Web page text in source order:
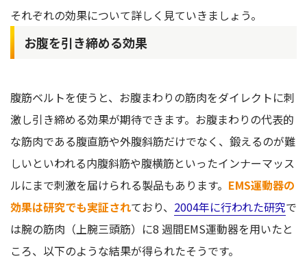
それぞれの効果について詳しく見ていきましょう。
お腹を引き締める効果
腹筋ベルトを使うと、お腹まわりの筋肉をダイレクトに刺
激し引き締める効果が期待できます。お腹まわりの代表的
な筋肉である腹直筋や外腹斜筋だけでなく、鍛えるのが難
しいといわれる内腹斜筋や腹横筋といったインナーマッス
ルにまで刺激を届けられる製品もあります。 EMS運動器の
効果は研究でも実証されており、 2004年に行われた研究で
は腕の筋肉（上腕三頭筋）に8 週間EMS運動器を用いたと
ころ、以下のような結果が得られたそうです。